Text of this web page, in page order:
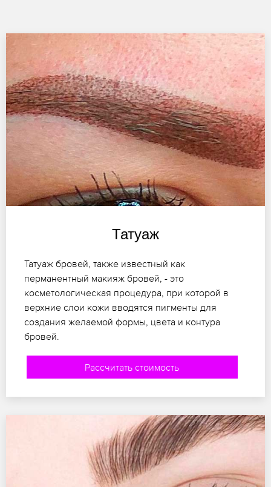
Татуаж
Татуаж бровей, также известный как
перманентный макияж бровей, - это
косметологическая процедура, при которой в
верхние слои кожи вводятся пигменты для
создания желаемой формы, цвета и контура
бровей.
Рассчитать стоимость